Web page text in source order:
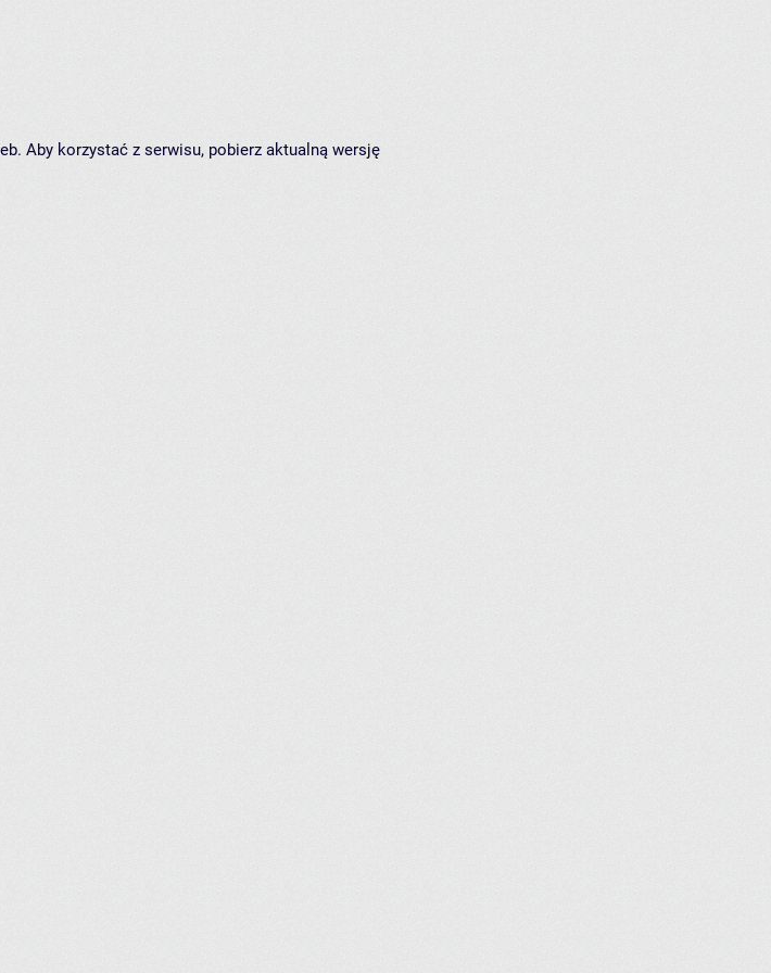
Aby korzystać z serwisu, pobierz aktualną wersję